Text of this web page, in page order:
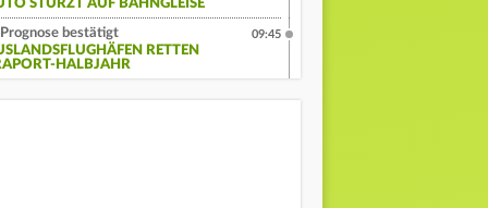
STÜRZT AUF BAHNGLEISE
Prognose bestätigt
RETTEN
HALBJAHR
09:45